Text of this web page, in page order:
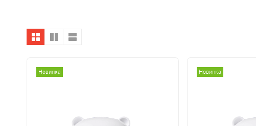
Новинка Новинка